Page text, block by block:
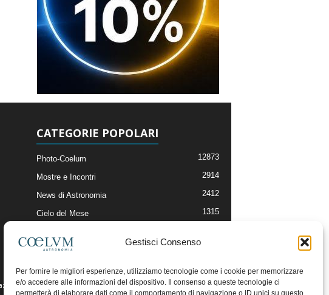
Gestisci Consenso
Per fornire le migliori esperienze, utilizziamo tecnologie come i cookie per memorizzare
e/o accedere alle informazioni del dispositivo. Il consenso a queste tecnologie ci
permetterà di elaborare dati come il comportamento di navigazione o ID unici su questo
CATEGORIE POPOLARI
Photo-Coelum 12873
Mostre e Incontri 2914
News di Astronomia 2412
Cielo del Mese 1315
Articoli e Risorse On-Line
Il Blog della Redazione